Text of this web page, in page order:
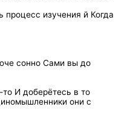
процесс изучения й Когда
сонно Сами вы до
И доберётесь в то
они с